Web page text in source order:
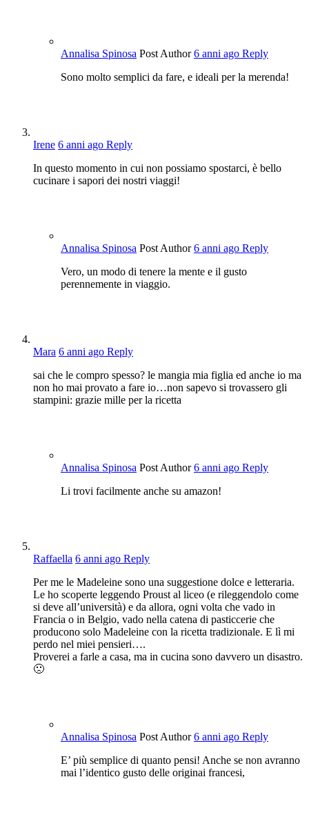
Annalisa Spinosa Post Author 6 anni ago Reply
Sono molto semplici da fare, e ideali per la merenda!
Irene 6 anni ago Reply
In questo momento in cui non possiamo spostarci, è bello
cucinare i sapori dei nostri viaggi!
Annalisa Spinosa Post Author 6 anni ago Reply
Vero, un modo di tenere la mente e il gusto
perennemente in viaggio.
Mara 6 anni ago Reply
sai che le compro spesso? le mangia mia figlia ed anche io ma
non ho mai provato a fare io…non sapevo si trovassero gli
stampini: grazie mille per la ricetta
Annalisa Spinosa Post Author 6 anni ago Reply
Li trovi facilmente anche su amazon!
Raffaella 6 anni ago Reply
Per me le Madeleine sono una suggestione dolce e letteraria.
Le ho scoperte leggendo Proust al liceo (e rileggendolo come
si deve all’università) e da allora, ogni volta che vado in
Francia o in Belgio, vado nella catena di pasticcerie che
producono solo Madeleine con la ricetta tradizionale. E lì mi
perdo nel miei pensieri….
Proverei a farle a casa, ma in cucina sono davvero un disastro.
🙁
Annalisa Spinosa Post Author 6 anni ago Reply
E’ più semplice di quanto pensi! Anche se non avranno
mai l’identico gusto delle originai francesi,